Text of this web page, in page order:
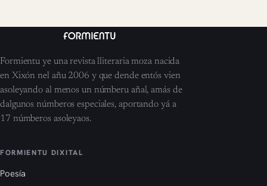
Formientu ye una revista lliteraria moza nacida
en Xixón nel añu 2006 y que dende entós vien
asoleyando al menos un númberu añal, amás de
dalgunos númberos especiales, aportando yá a
17 númberos asoleyaos.
FORMIENTU DIXITAL
Poesía